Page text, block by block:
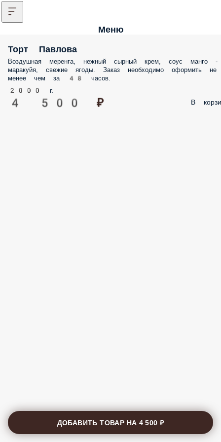
Меню
Торт Павлова
Воздушная меренга, нежный сырный крем, соус манго -
маракуйя, свежие ягоды. Заказ необходимо оформить не
менее чем за 48 часов.
2000 г.
4 500 ₽ В
ДОБАВИТЬ ТОВАР НА 4 500 ₽